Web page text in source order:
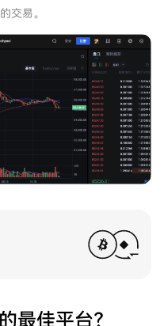
交易。
最佳平台？